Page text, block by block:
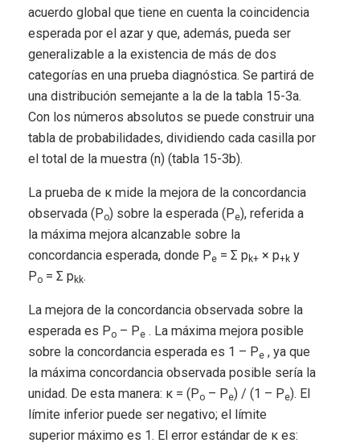
acuerdo global que tiene en cuenta la coincidencia
esperada por el azar y que, además, pueda ser
generalizable a la existencia de más de dos
categorías en una prueba diagnóstica. Se partirá de
una distribución semejante a la de la tabla 15-3a.
Con los números absolutos se puede construir una
tabla de probabilidades, dividiendo cada casilla por
el total de la muestra (n) (tabla 15-3b).
La prueba de κ mide la mejora de la concordancia
observada (Po) sobre la esperada (Pe), referida a
la máxima mejora alcanzable sobre la
concordancia esperada, donde Pe = Σ p k+ × p+k y
Po = Σ p kk.
La mejora de la concordancia observada sobre la
esperada es Po – Pe . La máxima mejora posible
sobre la concordancia esperada es 1 – Pe , ya que
la máxima concordancia observada posible sería la
unidad. De esta manera: κ = (Po – Pe) / (1 – Pe). El
límite inferior puede ser negativo; el límite
superior máximo es 1. El error estándar de κ es: